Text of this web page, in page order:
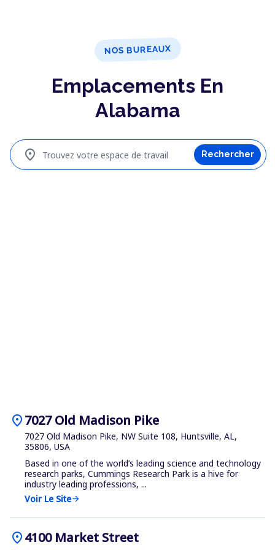
NOS BUREAUX
Emplacements En
Alabama
Trouvez votre espace de travail
location_on Rechercher
location_on7027 Old Madison Pike
7027 Old Madison Pike, NW Suite 108, Huntsville, AL,
35806, USA
Based in one of the world’s leading science and technology
research parks, Cummings Research Park is a hive for
industry leading professions, ...
Voir Le Sitearrow_forward
location_on4100 Market Street